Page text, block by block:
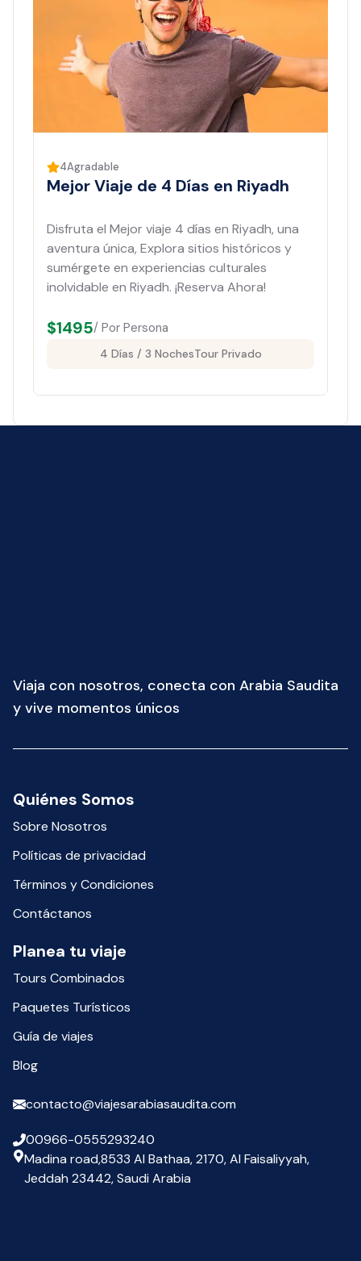
4Agradable
Mejor Viaje de 4 Días en Riyadh
Disfruta el Mejor viaje 4 días en Riyadh, una
aventura única, Explora sitios históricos y
sumérgete en experiencias culturales
inolvidable en Riyadh. ¡Reserva Ahora!
$1495/ Por Persona
4 Días / 3 NochesTour Privado
Viaja con nosotros, conecta con Arabia Saudita
y vive momentos únicos
Quiénes Somos
Sobre Nosotros
Políticas de privacidad
Términos y Condiciones
Contáctanos
Planea tu viaje
Tours Combinados
Paquetes Turísticos
Guía de viajes
Blog
contacto@viajesarabiasaudita.com
00966-0555293240
Madina road,8533 Al Bathaa, 2170, Al Faisaliyyah,
Jeddah 23442, Saudi Arabia